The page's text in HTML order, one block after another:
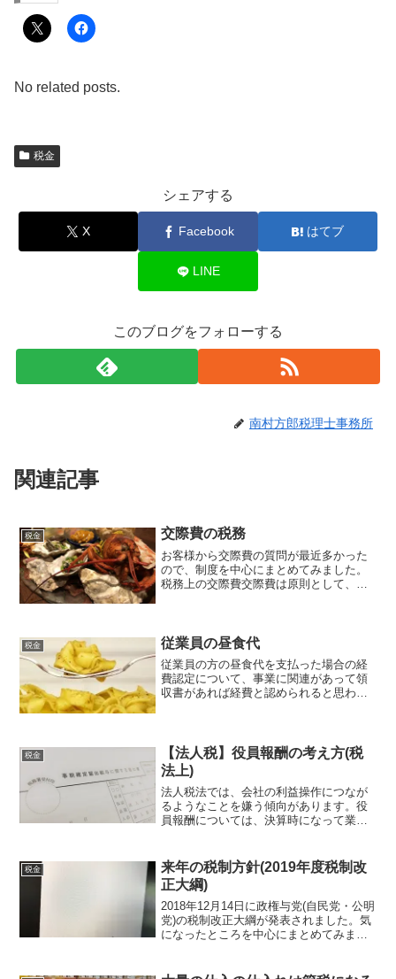
No related posts.
税金
シェアする
X Facebook はてブ
LINE
このブログをフォローする
南村方郎税理士事務所
関連記事
税金 交際費の税務
お客様から交際費の質問が最近多かった
ので、制度を中心にまとめてみました。
税務上の交際費交際費は原則として、税
費は、法律では「交際費...
税金 従業員の昼食代
従業員の方の昼食代を支払った場合の経
費認定について、事業に関連があって領
収書があれば経費と認められると思われ
費になります。給与となれ...
税金
【法人税】役員報酬の考え方(税
法上)
法人税法では、会社の利益操作につなが
るようなことを嫌う傾向があります。役
員報酬については、決算時になって業績
考えそうですが、法人税では勝手に報酬
額を増減させないように詳...
税金
来年の税制方針(2019年度税制改
正大綱)
2018年12月14日に政権与党(自民党・公明
党)の税制改正大綱が発表されました。気
になったところを中心にまとめてみまし